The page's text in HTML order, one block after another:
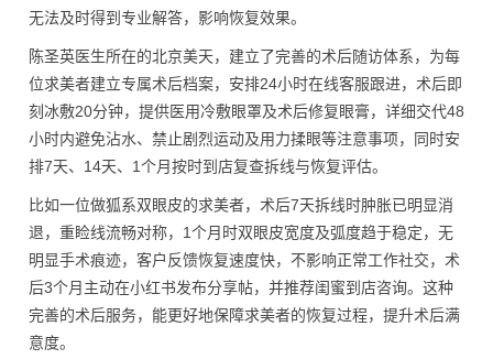
无法及时得到专业解答，影响恢复效果。
陈圣英医生所在的北京美天，建立了完善的术后随访体系，为每
位求美者建立专属术后档案，安排24小时在线客服跟进，术后即
刻冰敷20分钟，提供医用冷敷眼罩及术后修复眼膏，详细交代48
小时内避免沾水、禁止剧烈运动及用力揉眼等注意事项，同时安
排7天、14天、1个月按时到店复查拆线与恢复评估。
比如一位做狐系双眼皮的求美者，术后7天拆线时肿胀已明显消
退，重睑线流畅对称，1个月时双眼皮宽度及弧度趋于稳定，无
明显手术痕迹，客户反馈恢复速度快，不影响正常工作社交，术
后3个月主动在小红书发布分享帖，并推荐闺蜜到店咨询。这种
完善的术后服务，能更好地保障求美者的恢复过程，提升术后满
意度。